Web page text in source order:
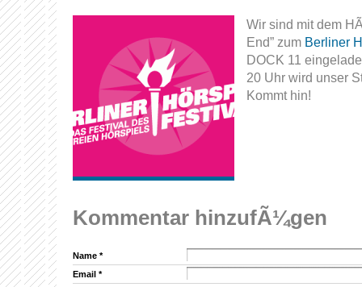
Wir sind mit dem
End” zum Berliner
DOCK 11
20 Uhr wird unser
Kommt hin!
Kommentar hinzufÃ¼gen
Name *
Email *